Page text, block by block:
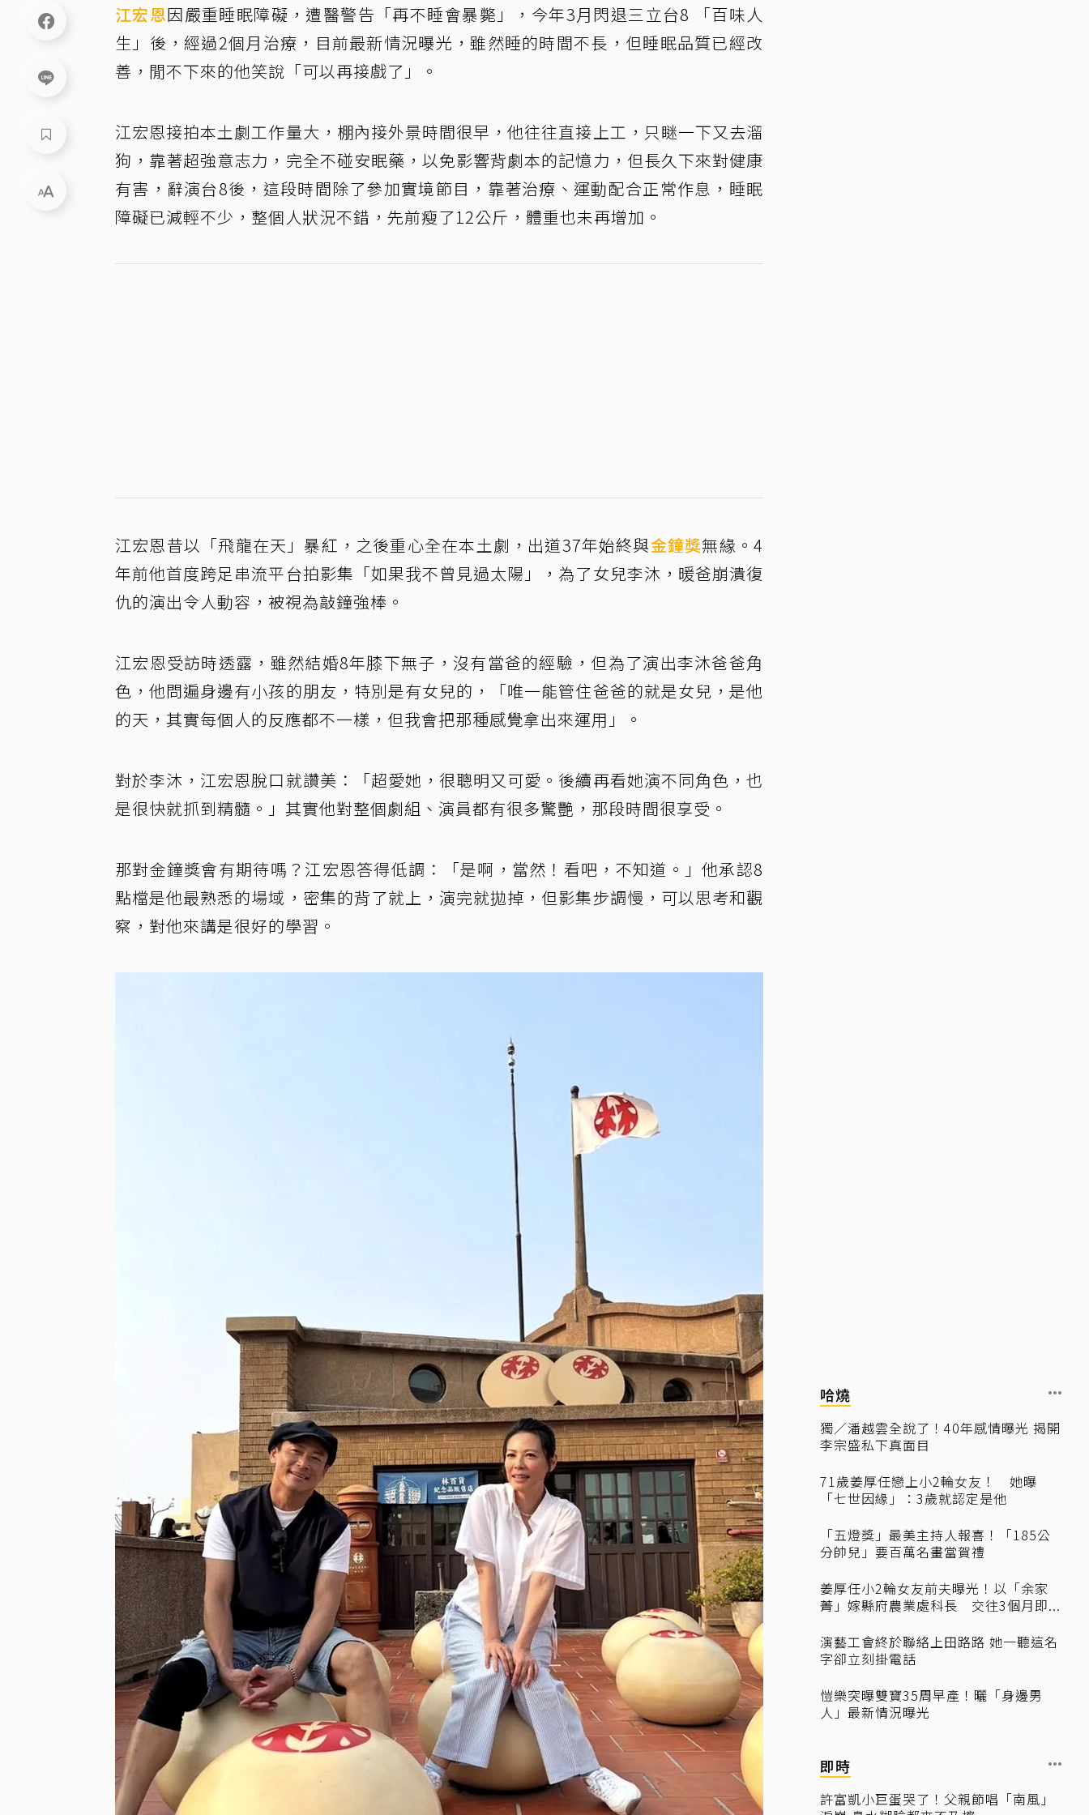
江宏恩因嚴重睡眠障礙，遭醫警告「再不睡會暴斃」，今年3月閃退三立台8 「百味人
生」後，經過2個月治療，目前最新情況曝光，雖然睡的時間不長，但睡眠品質已經改
善，閒不下來的他笑說「可以再接戲了」。
江宏恩接拍本土劇工作量大，棚內接外景時間很早，他往往直接上工，只瞇一下又去溜
狗，靠著超強意志力，完全不碰安眠藥，以免影響背劇本的記憶力，但長久下來對健康
有害，辭演台8後，這段時間除了參加實境節目，靠著治療、運動配合正常作息，睡眠
障礙已減輕不少，整個人狀況不錯，先前瘦了12公斤，體重也未再增加。
江宏恩昔以「飛龍在天」暴紅，之後重心全在本土劇，出道37年始終與金鐘獎無緣。4
年前他首度跨足串流平台拍影集「如果我不曾見過太陽」，為了女兒李沐，暖爸崩潰復
仇的演出令人動容，被視為敲鐘強棒。
江宏恩受訪時透露，雖然結婚8年膝下無子，沒有當爸的經驗，但為了演出李沐爸爸角
色，他問遍身邊有小孩的朋友，特別是有女兒的，「唯一能管住爸爸的就是女兒，是他
的天，其實每個人的反應都不一樣，但我會把那種感覺拿出來運用」。
對於李沐，江宏恩脫口就讚美：「超愛她，很聰明又可愛。後續再看她演不同角色，也
是很快就抓到精髓。」其實他對整個劇組、演員都有很多驚艷，那段時間很享受。
那對金鐘獎會有期待嗎？江宏恩答得低調：「是啊，當然！看吧，不知道。」他承認8
點檔是他最熟悉的場域，密集的背了就上，演完就拋掉，但影集步調慢，可以思考和觀
察，對他來講是很好的學習。
哈燒
獨／潘越雲全說了！40年感情曝光 揭開
李宗盛私下真面目
71歲姜厚任戀上小2輪女友！ 她曝
「七世因緣」：3歲就認定是他
「五燈獎」最美主持人報喜！「185公
分帥兒」要百萬名畫當賀禮
姜厚任小2輪女友前夫曝光！以「余家
菁」嫁縣府農業處科長 交往3個月即...
演藝工會終於聯絡上田路路 她一聽這名
字卻立刻掛電話
愷樂突曝雙寶35周早產！曬「身邊男
人」最新情況曝光
即時
許富凱小巨蛋哭了！父親節唱「南風」